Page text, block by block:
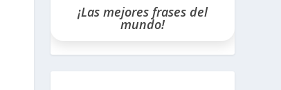
¡Las mejores frases del
mundo!